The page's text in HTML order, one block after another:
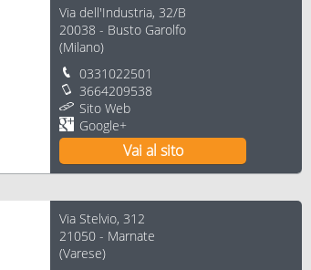
Via dell'Industria, 32/B
20038 - Busto Garolfo
(Milano)
0331022501
3664209538
Sito Web
Google+
Vai al sito
Via Stelvio, 312
21050 - Marnate
(Varese)